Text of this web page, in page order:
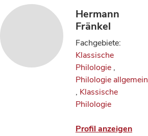
Hermann
Fränkel
Fachgebiete:
Klassische
Philologie ,
Philologie allgemein
, Klassische
Philologie
Profil anzeigen